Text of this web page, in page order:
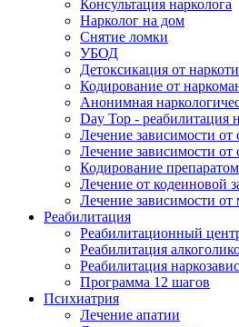
Консультация нарколога
Нарколог на дом
Снятие ломки
УБОД
Детоксикация от
Кодирование от
Анонимная
Day Top - реабилитация
Лечение зависимости от
Лечение зависимости от
Кодирование
Лечение от кодеиновой
Лечение зависимости
Реабилитация
Реабилитационный
Реабилитация
Реабилитация
Программа 12 шагов
Психиатрия
Лечение апатии